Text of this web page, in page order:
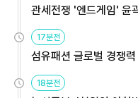
관세전쟁 '엔드게임' 윤
17분전
섬유패션 글로벌 경쟁
18분전